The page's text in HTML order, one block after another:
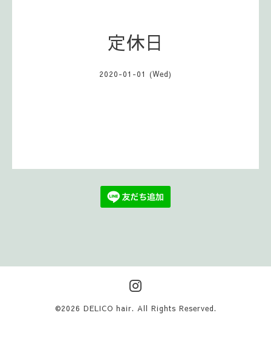
定休日
2020-01-01 (Wed)
©2026 DELICO hair. All Rights Reserved.